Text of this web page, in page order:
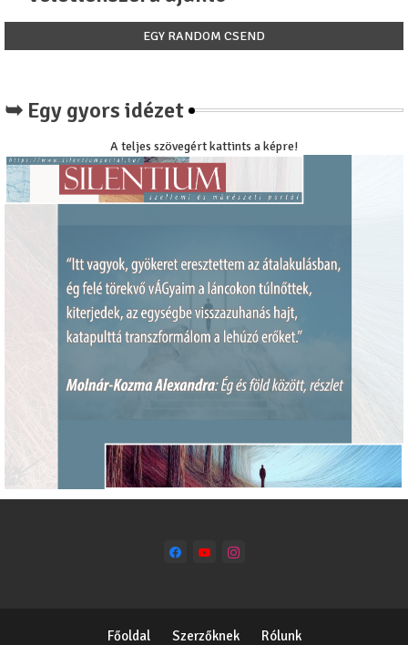
EGY RANDOM CSEND
➥ Egy gyors idézet
A teljes szövegért kattints a képre!
Főoldal Szerzőknek Rólunk